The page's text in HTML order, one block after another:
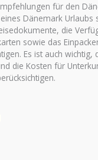
für den
Dänemark Urlaubs
die
sowie das
Es ist auch wichtig,
die Kosten für